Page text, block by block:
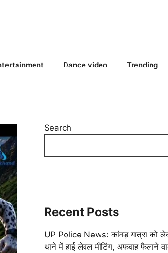
Dance video Trending
Search
Recent Posts
UP Police News: कांवड़ यात्रा को
थाने में हाई लेवल मीटिंग, अफवाह फैलाने